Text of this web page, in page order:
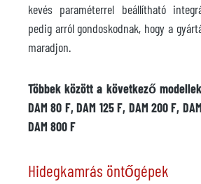
kevés paraméterrel beállítható
pedig arról gondoskodnak, hogy a
maradjon.
Többek között a következő
DAM 80 F, DAM 125 F, DAM 200 F,
DAM 800 F
Hidegkamrás öntőgépek